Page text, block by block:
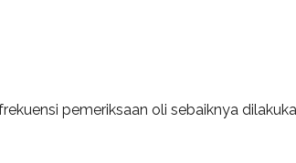
pemeriksaan oli sebaiknya